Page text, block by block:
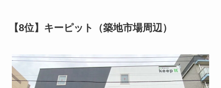
【8位】キーピット（築地市場周辺）